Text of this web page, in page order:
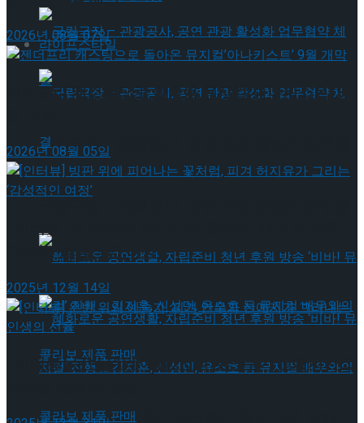
국립극장 – 관광공사, 공연 관광 활성화 업무협
약 체결
혜화로운 공연생활, 자립준비 청년 후원 방송
라이프스타일
약 체결
2026년 08월 07일
젠더프리 캐스팅으로 돌아온 뮤지컬’아나키스트’ 9
2026년 08월 05일
[인터뷰] 빙판 위에 피어나는 꽃처럼, 피겨 허지유가
그리는 ‘감성적인 여정’
2025년 12월 14일
[인터뷰] 은반 위의 예술가, 피겨 안무가 신예지가 그